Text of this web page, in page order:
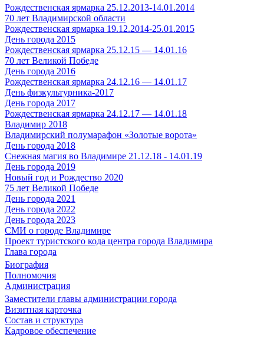
Рождественская ярмарка 25.12.2013-14.01.2014
70 лет Владимирской области
Рождественская ярмарка 19.12.2014-25.01.2015
День города 2015
Рождественская ярмарка 25.12.15 — 14.01.16
70 лет Великой Победе
День города 2016
Рождественская ярмарка 24.12.16 — 14.01.17
День физкультурника-2017
День города 2017
Рождественская ярмарка 24.12.17 — 14.01.18
Владимир 2018
Владимирский полумарафон «Золотые ворота»
День города 2018
Снежная магия во Владимире 21.12.18 - 14.01.19
День города 2019
Новый год и Рождество 2020
75 лет Великой Победе
День города 2021
День города 2022
День города 2023
СМИ о городе Владимире
Проект туристского кода центра города Владимира
Глава города
Биография
Полномочия
Администрация
Заместители главы администрации города
Визитная карточка
Состав и структура
Кадровое обеспечение